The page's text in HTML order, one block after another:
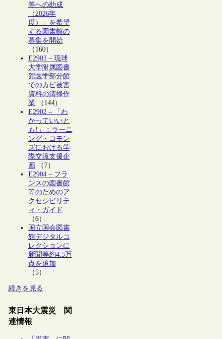
等への助成
（2026年
度）」を希望
する図書館の
募集を開始
（160）
E2903 – 琉球
大学附属図書
館医学部分館
でのカビ被害
資料の清掃作
業（144）
E2902 – 「わ
かっていいと
も!」：ラーニ
ング・コモン
ズにおける学
際交流支援企
画 （7）
E2904 – フラ
ンスの図書館
等のためのア
クセシビリテ
ィ・ガイド
（6）
国立国会図書
館デジタルコ
レクションに
新聞等約4.5万
点を追加
（5）
続きを見る
東日本大震災 関
連情報